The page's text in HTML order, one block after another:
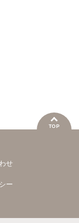
TOP
せ
ー